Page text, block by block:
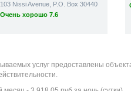
103 Nissi Avenue, P.O. Box 30440
Очень хорошо 7.6
услуг предоставлены